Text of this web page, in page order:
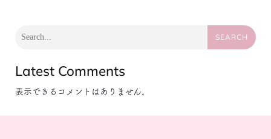
SEARCH
Latest Comments
表示できるコメントはありません。